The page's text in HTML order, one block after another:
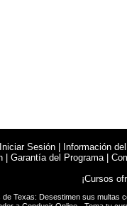
Iniciar Sesión
Información
Garantía del Programa|
¡Cursos
de Texas: Desestimen sus multas